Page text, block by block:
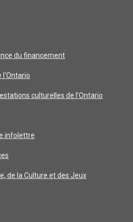
du financement
l'Ontario
culturelles de l’Ontario
infolettre
de la Culture et des Jeux